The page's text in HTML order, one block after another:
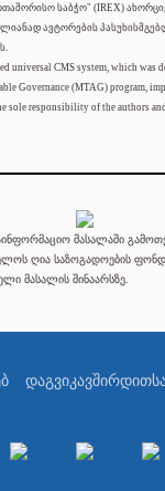
საბჭო" (IREX)
ავტორების
universal CMS system, which was
Governance (MTAG) program,
sole responsibility of the authors
მასალაში
ღია საზოგადოების
მასალის შინაარსზე.
დაგვიკავშირდით